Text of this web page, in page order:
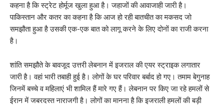
कहना है कि स्ट्रेट होर्मूज खुला हुआ है। जहाजों की आवाजाही जारी है।
पाकिस्तान और कतर का कहना है कि आज हो रही बातचीत का मकसद जो
समझौता हुआ है उसकी एक-एक बात को लागू करने के लिए दोनों का राजी करना
है।
शांति समझौते के बावजूद उत्तरी लेबनान में इजराल की एयर स्ट्राइक लगातार
जारी है। वहां भारी तबाही हुई है। लोगों के घर परिवार बर्बाद हो गए। तमाम बेगुनाह
जिनमें बच्चे व महिलाएं भी शामिल हैं मारे गए हैं। लेबनान पर किए जा रहे हमलों से
ईरान में जबरदस्त नाराजगी है। लोगों का मानना है कि इजराली हमलों की बड़ी